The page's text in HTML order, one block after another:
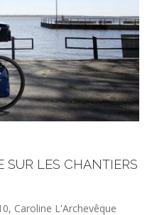
SUR LES CHANTIERS
Caroline L'Archevêque